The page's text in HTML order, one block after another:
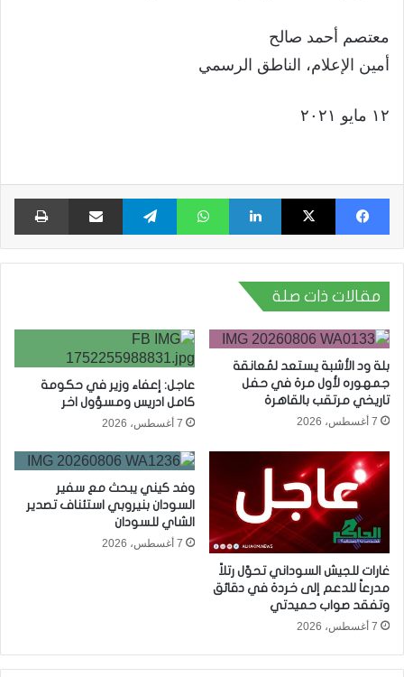
معتصم أحمد صالح
أمين الإعلام، الناطق الرسمي
١٢ مايو ٢٠٢١
فيسبوك X لينكدإن واتساب تيلقرام مشاركة عبر البريد
مقالات ذات صلة
بلة ود الأشبة يستعد لمُعانقة
جمهوره لأول مرة في حفل
تاريخي مرتقب بالقاهرة
7 أغسطس، 2026
عاجل: إعفاء وزير في حكومة
كامل ادريس ومسؤول اخر
7 أغسطس، 2026
غارات للجيش السوداني تحوّل رتلاً
مدرعاً للدعم إلى خردة في دقائق
وتفقد صواب حميدتي
7 أغسطس، 2026
وفد كيني يبحث مع سفير
السودان بنيروبي استئناف تصدير
الشاي للسودان
7 أغسطس، 2026